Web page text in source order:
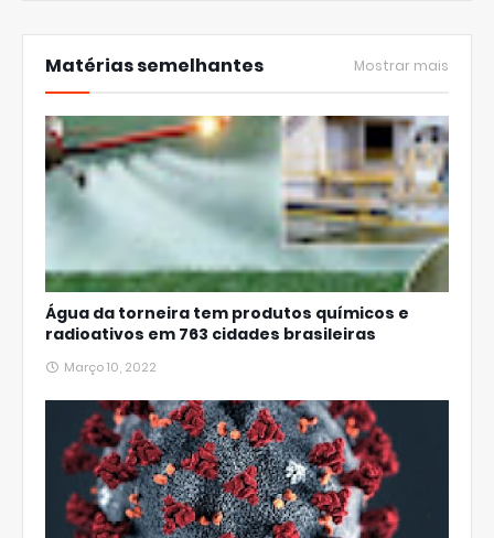
Matérias semelhantes Mostrar mais
Água da torneira tem produtos químicos e
radioativos em 763 cidades brasileiras
Março 10, 2022